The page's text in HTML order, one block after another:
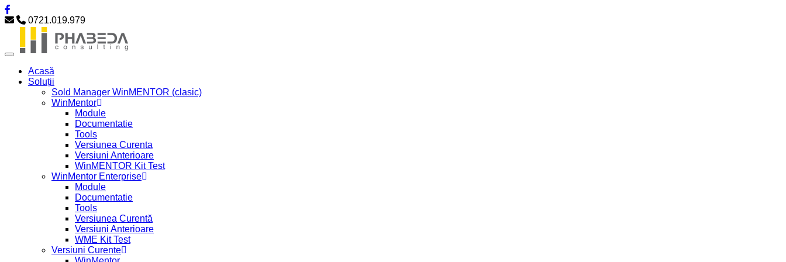
0721.019.979
Acasă
Soluții
Sold Manager WinMENTOR (clasic)
WinMentor
Module
Documentatie
Tools
Versiunea Curenta
Versiuni Anterioare
WinMENTOR Kit Test
WinMentor Enterprise
Module
Documentatie
Tools
Versiunea Curentă
Versiuni Anterioare
WME Kit Test
Versiuni Curente